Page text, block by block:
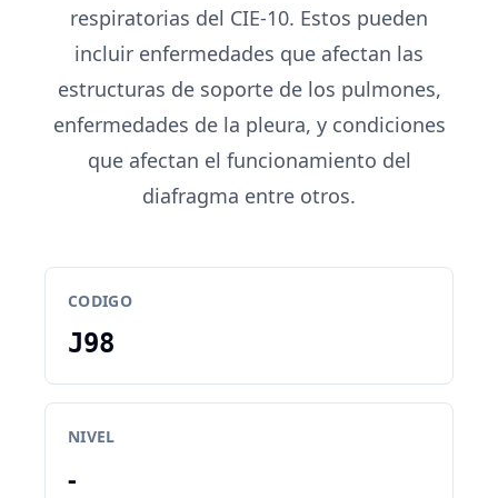
respiratorias del CIE-10. Estos pueden
incluir enfermedades que afectan las
estructuras de soporte de los pulmones,
enfermedades de la pleura, y condiciones
que afectan el funcionamiento del
diafragma entre otros.
CODIGO
J98
NIVEL
-